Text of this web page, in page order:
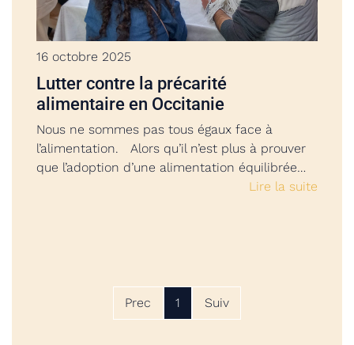
16 octobre 2025
Lutter contre la précarité
alimentaire en Occitanie
Nous ne sommes pas tous égaux face à
l’alimentation. Alors qu’il n’est plus à prouver
que l’adoption d’une alimentation équilibrée…
Lire la suite
Prec 1 Suiv